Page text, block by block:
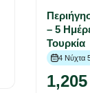
– 5
Τουρκία
4 Νύχτα